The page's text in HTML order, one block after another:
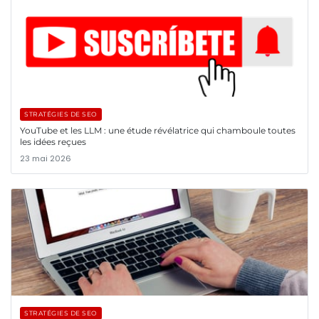
STRATÉGIES DE SEO
YouTube et les LLM : une étude révélatrice qui chamboule toutes
les idées reçues
23 mai 2026
STRATÉGIES DE SEO